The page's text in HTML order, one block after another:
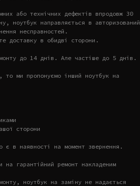
або технічних дефектів впродовж 30
ноутбук направляється в авторизований
несправностей.
доставку в обидві сторони.
до 14 днів. Але частіше до 5 днів.
то ми пропонуємо інший ноутбук на
сторони
є в наявності на момент звернення.
на гарантійний ремонт накладеним
ноутбук на заміну не надається